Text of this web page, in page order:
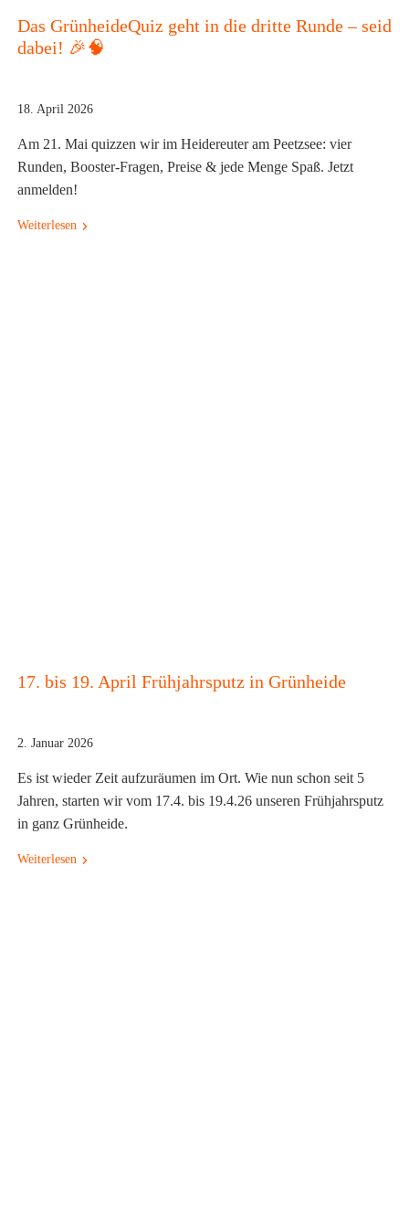
Das GrünheideQuiz geht in die dritte Runde – seid
dabei! 🎉🧠
18. April 2026
Am 21. Mai quizzen wir im Heidereuter am Peetzsee: vier
Runden, Booster‑Fragen, Preise & jede Menge Spaß. Jetzt
anmelden!
Weiterlesen
17. bis 19. April Frühjahrsputz in Grünheide
2. Januar 2026
Es ist wieder Zeit aufzuräumen im Ort. Wie nun schon seit 5
Jahren, starten wir vom 17.4. bis 19.4.26 unseren Frühjahrsputz
in ganz Grünheide.
Weiterlesen